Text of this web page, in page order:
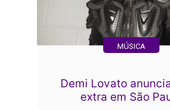
MÚSICA
Demi Lovato
extra em São